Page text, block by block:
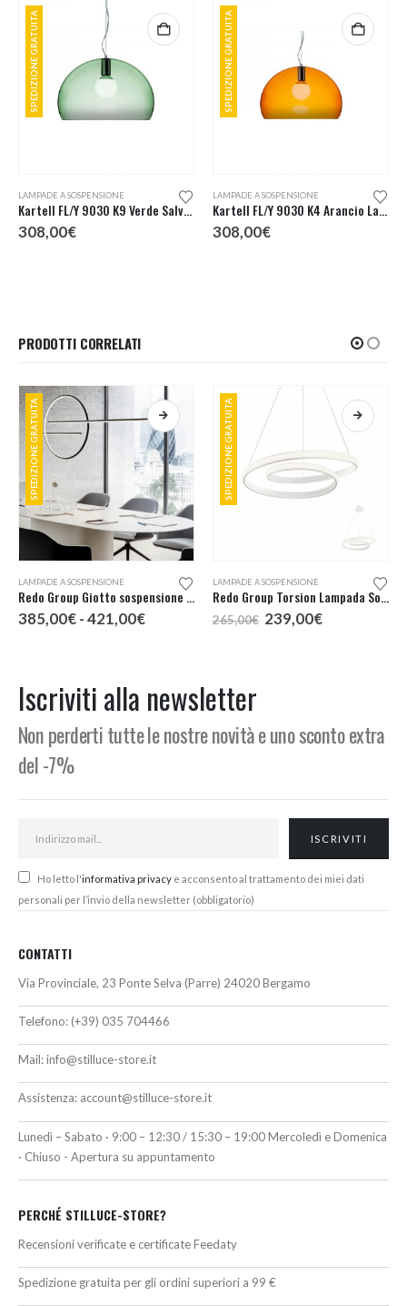
SPEDIZIONE GRATUITA
LAMPADE A SOSPENSIONE
Kartell FL/Y 9030 K9 Verde Salvia Lampada Sospensione
308,00€
SPEDIZIONE GRATUITA
LAMPADE A SOSPENSIONE
Kartell FL/Y 9030 K4 Arancio Lampada Sospensione
308,00€
PRODOTTI CORRELATI
SPEDIZIONE GRATUITA
Questo prodotto ha più varianti. Le opzioni possono essere scelte nella pagina del prodotto
LAMPADE A SOSPENSIONE
Redo Group Giotto sospensione LED 175
385,00€ - 421,00€Fascia
a
421,00€
SPEDIZIONE GRATUITA
LAMPADE A SOSPENSIONE
Redo Group Torsion Lampada Sospensione LED 55
265,00€ Il
prezzo
239,00€Il
Iscriviti alla newsletter
Non perderti tutte le nostre novità e uno sconto extra
del -7%
Ho letto l'informativa privacy e acconsento al trattamento dei miei dati
personali per l’invio della newsletter (obbligatorio)
CONTATTI
Via Provinciale, 23 Ponte Selva (Parre) 24020 Bergamo
Telefono: (+39) 035 704466
Mail:info@stilluce-store.it
Assistenza: account@stilluce-store.it
Lunedì – Sabato · 9:00 – 12:30 / 15:30 – 19:00 Mercoledì e Domenica
· Chiuso - Apertura su appuntamento
PERCHÉ STILLUCE-STORE?
Recensioni verificate e certificate Feedaty
Spedizione gratuita per gli ordini superiori a 99 €